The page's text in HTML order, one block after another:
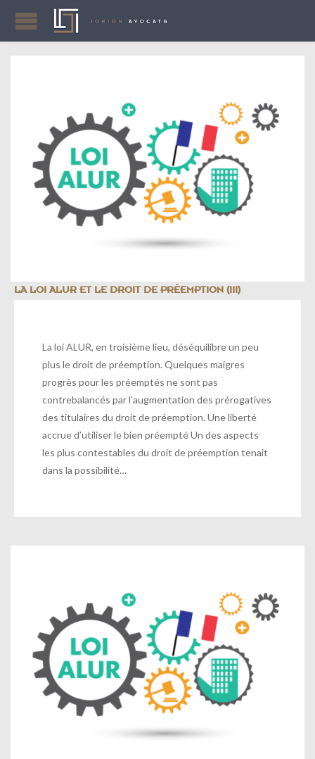
LA LOI ALUR ET LE DROIT DE PRÉEMPTION (III)
La loi ALUR, en troisième lieu, déséquilibre un peu
plus le droit de préemption. Quelques maigres
progrès pour les préemptés ne sont pas
contrebalancés par l’augmentation des prérogatives
des titulaires du droit de préemption. Une liberté
accrue d’utiliser le bien préempté Un des aspects
les plus contestables du droit de préemption tenait
dans la possibilité…